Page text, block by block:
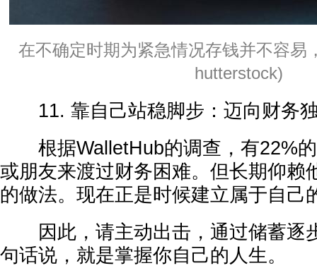
在不确定时期为紧急情况存钱并不容易
hutterstock)
11. 靠自己站稳脚步：迈向财务
根据WalletHub的调查，有22%的
或朋友来渡过财务困难。但长期仰赖
的做法。现在正是时候建立属于自己
因此，请主动出击，通过储蓄逐
句话说，就是掌握你自己的人生。